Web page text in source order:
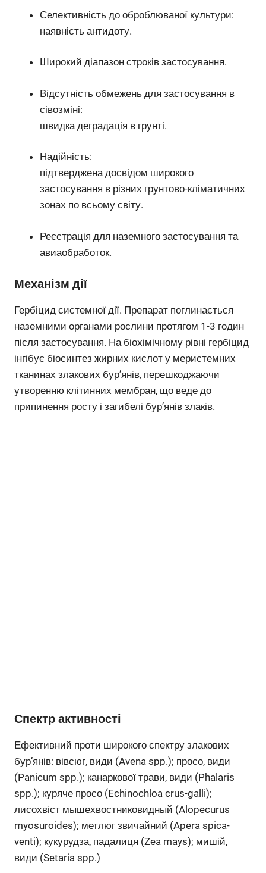
Селективність до оброблюваної культури:
наявність антидоту.
Широкий діапазон строків застосування.
Відсутність обмежень для застосування в
сівозміні:
швидка деградація в грунті.
Надійність:
підтверджена досвідом широкого
застосування в різних грунтово-кліматичних
зонах по всьому світу.
Реєстрація для наземного застосування та
авиаобработок.
Механізм дії
Гербіцид системної дії. Препарат поглинається
наземними органами рослини протягом 1-3 годин
після застосування. На біохімічному рівні гербіцид
інгібує біосинтез жирних кислот у меристемних
тканинах злакових бур’янів, перешкоджаючи
утворенню клітинних мембран, що веде до
припинення росту і загибелі бур’янів злаків.
Спектр активності
Ефективний проти широкого спектру злакових
бур’янів: вівсюг, види (Avena spp.); просо, види
(Panicum spp.); канаркової трави, види (Phalaris
spp.); куряче просо (Echinochloa crus-galli);
лисохвіст мышехвостниковидный (Alopecurus
myosuroides); метлюг звичайний (Apera spica-
venti); кукурудза, падалиця (Zea mays); мишій,
види (Setaria spp.)